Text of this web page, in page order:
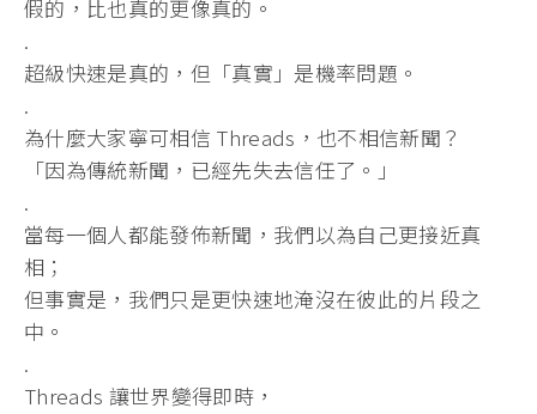
假的，比也真的更像真的。
.
超級快速是真的，但「真實」是機率問題。
.
為什麼大家寧可相信 Threads，也不相信新聞？
「因為傳統新聞，已經先失去信任了。」
.
當每一個人都能發佈新聞，我們以為自己更接近真
相；
但事實是，我們只是更快速地淹沒在彼此的片段之
中。
.
Threads 讓世界變得即時，